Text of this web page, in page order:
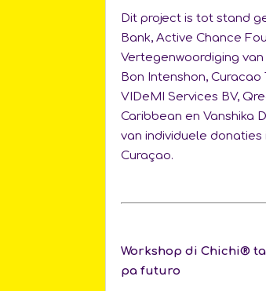
Dit project is tot stand
Bank, Active Chance
Vertegenwoordiging
Bon Intenshon,
VIDeMI Services BV,
Caribbean en Vanshika
van individuele
Curaçao.
Workshop di Chichi®
pa futuro